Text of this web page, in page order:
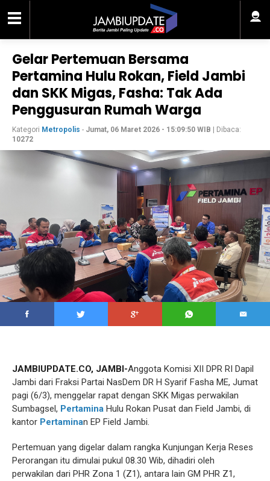
Gelar Pertemuan Bersama
Pertamina Hulu Rokan, Field Jambi
dan SKK Migas, Fasha: Tak Ada
Penggusuran Rumah Warga
Kategori Metropolis - Jumat, 06 Maret 2026 - 15:09:50 WIB | Dibaca:
10272
JAMBIUPDATE.CO, JAMBI-Anggota Komisi XII DPR RI Dapil
Jambi dari Fraksi Partai NasDem DR H Syarif Fasha ME, Jumat
pagi (6/3), menggelar rapat dengan SKK Migas perwakilan
Sumbagsel, Pertamina Hulu Rokan Pusat dan Field Jambi, di
kantor Pertaminan EP Field Jambi.
Pertemuan yang digelar dalam rangka Kunjungan Kerja Reses
Perorangan itu dimulai pukul 08.30 Wib, dihadiri oleh
perwakilan dari PHR Zona 1 (Z1), antara lain GM PHR Z1,